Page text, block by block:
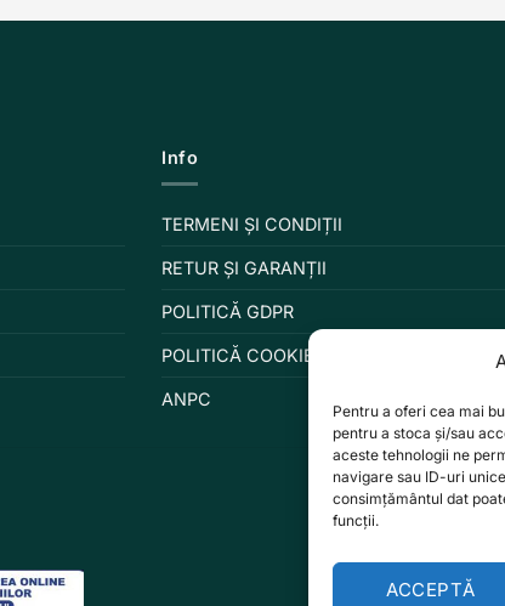
Pentru a oferi cea mai
pentru a stoca și/sau
aceste tehnologii ne
navigare sau ID-uri
consimțământul dat
funcții.
ACCEPTĂ
Info
TERMENI ȘI CONDIȚII
RETUR ȘI GARANȚII
POLITICĂ GDPR
POLITICĂ COOKIES
ANPC